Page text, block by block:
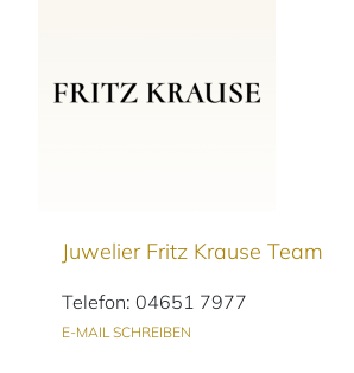
Juwelier Fritz Krause Team
Telefon: 04651 7977
E-MAIL SCHREIBEN